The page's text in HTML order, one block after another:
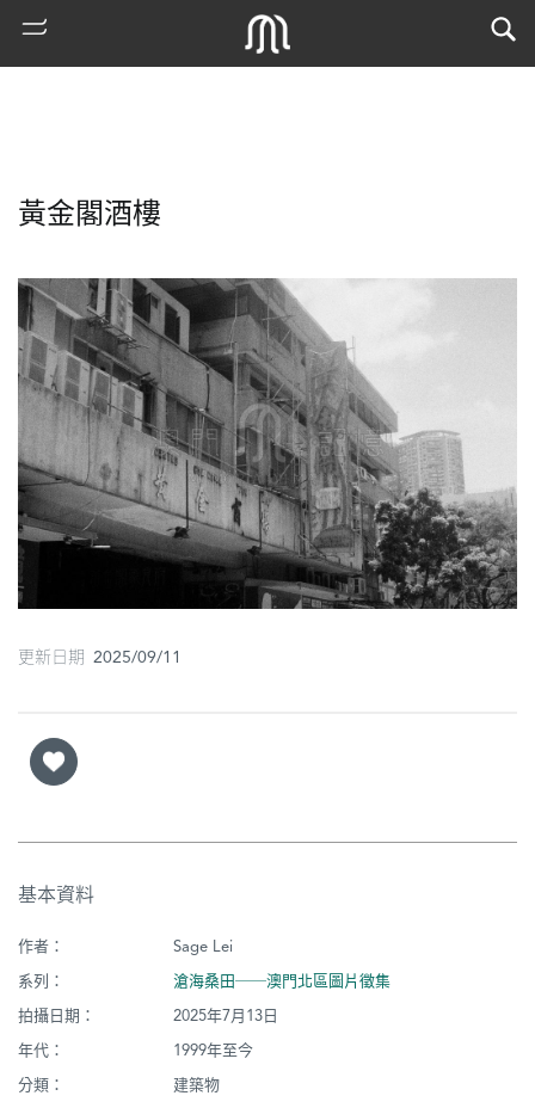
熱
索
古
地
圖
媽
閣
堂
街
市
黃金閣酒樓
更新日期 2025/09/11
基本資料
作者：
Sage Lei
系列：
滄海桑田──澳門北區圖片徵集
拍攝日期：
2025年7月13日
年代：
1999年至今
分類：
建築物